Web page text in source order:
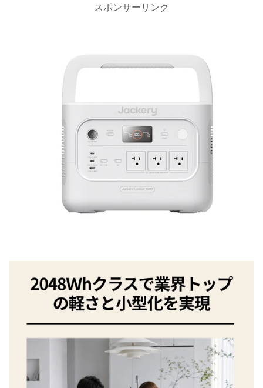
スポンサーリンク